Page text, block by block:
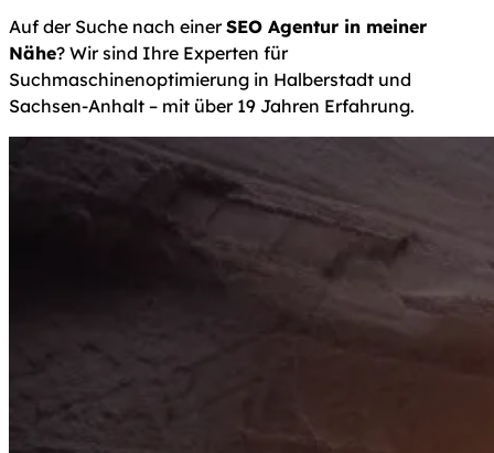
Auf der Suche nach einerSEO Agentur in meiner
Nähe? Wir sind Ihre Experten für
Suchmaschinenoptimierung in Halberstadt und
Sachsen-Anhalt – mit über 19 Jahren Erfahrung.